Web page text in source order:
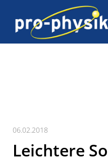
06.02.2018
Leichtere